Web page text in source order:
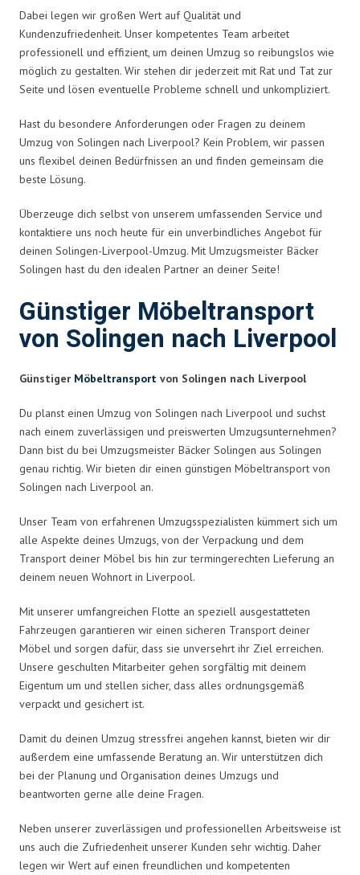
Dabei legen wir großen Wert auf Qualität und
Kundenzufriedenheit. Unser kompetentes Team arbeitet
professionell und effizient, um deinen Umzug so reibungslos wie
möglich zu gestalten. Wir stehen dir jederzeit mit Rat und Tat zur
Seite und lösen eventuelle Probleme schnell und unkompliziert.
Hast du besondere Anforderungen oder Fragen zu deinem
Umzug von Solingen nach Liverpool? Kein Problem, wir passen
uns flexibel deinen Bedürfnissen an und finden gemeinsam die
beste Lösung.
Überzeuge dich selbst von unserem umfassenden Service und
kontaktiere uns noch heute für ein unverbindliches Angebot für
deinen Solingen-Liverpool-Umzug. Mit Umzugsmeister Bäcker
Solingen hast du den idealen Partner an deiner Seite!
Günstiger Möbeltransport
von Solingen nach Liverpool
Günstiger Möbeltransport von Solingen nach Liverpool
Du planst einen Umzug von Solingen nach Liverpool und suchst
nach einem zuverlässigen und preiswerten Umzugsunternehmen?
Dann bist du bei Umzugsmeister Bäcker Solingen aus Solingen
genau richtig. Wir bieten dir einen günstigen Möbeltransport von
Solingen nach Liverpool an.
Unser Team von erfahrenen Umzugsspezialisten kümmert sich um
alle Aspekte deines Umzugs, von der Verpackung und dem
Transport deiner Möbel bis hin zur termingerechten Lieferung an
deinem neuen Wohnort in Liverpool.
Mit unserer umfangreichen Flotte an speziell ausgestatteten
Fahrzeugen garantieren wir einen sicheren Transport deiner
Möbel und sorgen dafür, dass sie unversehrt ihr Ziel erreichen.
Unsere geschulten Mitarbeiter gehen sorgfältig mit deinem
Eigentum um und stellen sicher, dass alles ordnungsgemäß
verpackt und gesichert ist.
Damit du deinen Umzug stressfrei angehen kannst, bieten wir dir
außerdem eine umfassende Beratung an. Wir unterstützen dich
bei der Planung und Organisation deines Umzugs und
beantworten gerne alle deine Fragen.
Neben unserer zuverlässigen und professionellen Arbeitsweise ist
uns auch die Zufriedenheit unserer Kunden sehr wichtig. Daher
legen wir Wert auf einen freundlichen und kompetenten